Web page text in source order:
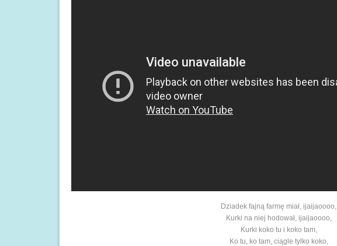
Dziadek fajną farmę miał, ijaijaoooo,
Kurki na niej hodował, ijaijaoooo,
Kurki koko tu i koko tam,
Ko tu, ko tam, ciągle tylko koko,